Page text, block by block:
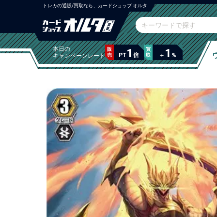
トレカの通販/買取なら、カードショップ オルタ
本日の
キャンペーンレート
販
売
PT1 倍
買
取
＋ 1 %